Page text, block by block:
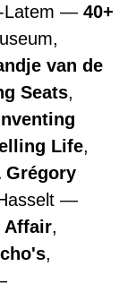
40+
van de
Seats,
Life,
Grégory
Affair,
,